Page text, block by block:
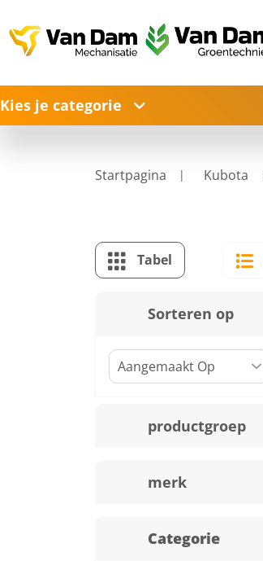
Kies je categorie
Startpagina Kubota
Tabel
Sorteren op
productgroep
merk
Categorie